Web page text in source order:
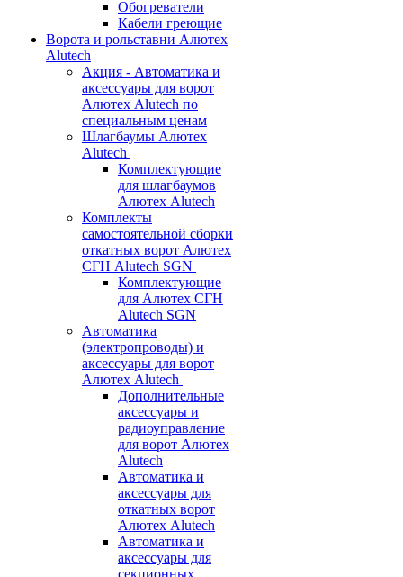
Обогреватели
Кабели греющие
Ворота и рольставни Алютех
Alutech
Акция - Автоматика и
аксессуары для ворот
Алютех Alutech по
специальным ценам
Шлагбаумы Алютех
Alutech
Комплектующие
для шлагбаумов
Алютех Alutech
Комплекты
самостоятельной сборки
откатных ворот Алютех
СГН Alutech SGN
Комплектующие
для Алютех СГН
Alutech SGN
Автоматика
(электропроводы) и
аксессуары для ворот
Алютех Alutech
Дополнительные
аксессуары и
радиоуправление
для ворот Алютех
Alutech
Автоматика и
аксессуары для
откатных ворот
Алютех Alutech
Автоматика и
аксессуары для
секционных